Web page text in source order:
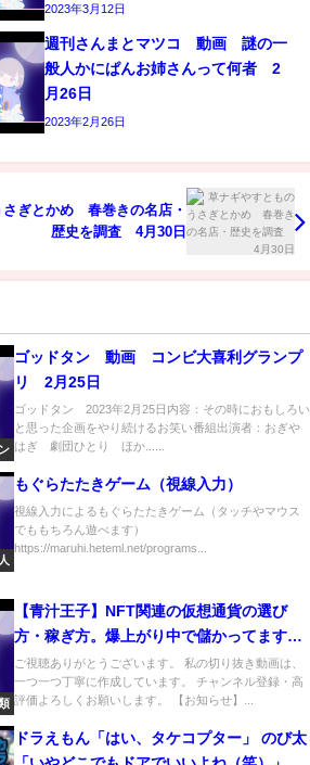
2023年3月12日
週刊さんまとマツコ 動画 謎の一
般人かにぱんお姉さんって何者 2
月26日
2023年2月26日
さぎとかめ 春巻きの名店・
歴史を調査 4月30日
ゴッドタン 動画 コンビ大喜利グランプ
リ 2月25日
ゴッドタン 2023年2月25日内容：その時におもしろい
と思った企画をやり続けるお笑い番組出演者：おぎや
はぎ 劇団ひとり ほか......
もぐらたたきゲーム（視線入力）
視線入力によるもぐらたたきゲーム（タッチやマウス
でももちろん遊べます）
https://maruhi.heteml.net/programs...
【青汁王子】NFT関連の仮想通貨の選び
方・稼ぎ方。爆上がり中で儲かってます。
まだ間に合う!!ほぼ勝ち確の選び方はコレ!!
乗り遅れるとまた「買っとけばよかった」
ってなるぞ。行動しない奴は一生低所得で
す。
ご視聴ありがとうございます。 私の切り抜き動画は、
一つ一つ丁寧に作成しています。 チャンネル登録・高
評価よろしくお願いします。 【お知らせ】...
ドラえもん「はい、タケコプター」 のび太